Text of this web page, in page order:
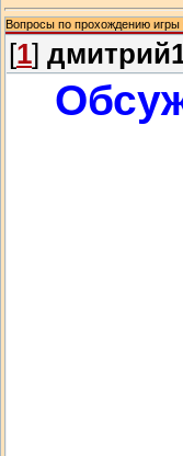
Вопросы по прохождению игры
[1]